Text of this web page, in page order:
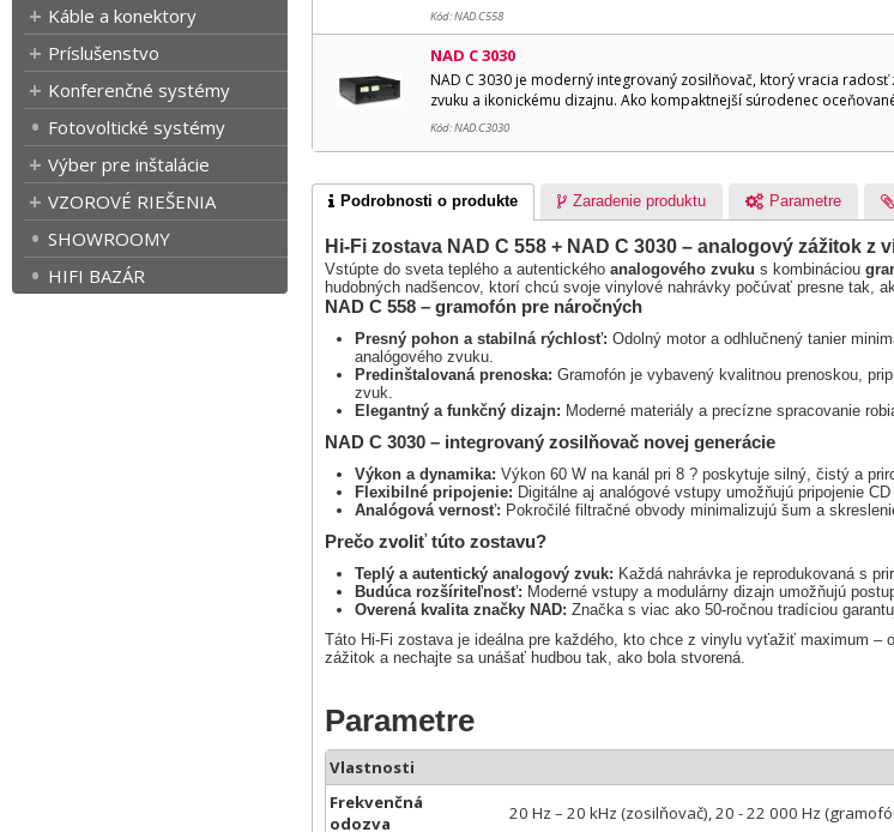
Káble a konektory
Príslušenstvo
Konferenčné systémy
Fotovoltické systémy
Výber pre inštalácie
VZOROVÉ RIEŠENIA
SHOWROOMY
HIFI BAZÁR
Kód: NAD.C558
NAD C 3030
NAD C 3030 je moderný integrovaný zosilňovač, ktorý vracia
zvuku a ikonickému dizajnu. Ako kompaktnejší súrodenec
Kód: NAD.C3030
Podrobnosti o produkte Zaradenie produktu Parametre
Hi-Fi zostava NAD C 558 + NAD C 3030 – analogový zážitok z
Vstúpte do sveta teplého a autentického analogového zvuku s kombináciou
hudobných nadšencov, ktorí chcú svoje vinylové nahrávky počúvať presne tak,
NAD C 558 – gramofón pre náročných
Presný pohon a stabilná rýchlosť: Odolný motor a odhlučnený tanier
analógového zvuku.
Predinštalovaná prenoska: Gramofón je vybavený kvalitnou prenoskou,
zvuk.
Elegantný a funkčný dizajn: Moderné materiály a precízne spracovanie
NAD C 3030 – integrovaný zosilňovač novej generácie
Výkon a dynamika: Výkon 60 W na kanál pri 8 ? poskytuje silný, čistý a
Flexibilné pripojenie: Digitálne aj analógové vstupy umožňujú pripojenie
Analógová vernosť: Pokročilé filtračné obvody minimalizujú šum a
Prečo zvoliť túto zostavu?
Teplý a autentický analogový zvuk: Každá nahrávka je reprodukovaná s
Budúca rozšíriteľnosť: Moderné vstupy a modulárny dizajn umožňujú
Overená kvalita značky NAD: Značka s viac ako 50-ročnou tradíciou
Táto Hi-Fi zostava je ideálna pre každého, kto chce z vinylu vyťažiť maximum
zážitok a nechajte sa unášať hudbou tak, ako bola stvorená.
Parametre
Vlastnosti
Frekvenčná
odozva
20 Hz – 20 kHz (zosilňovač), 20 - 22 000 Hz